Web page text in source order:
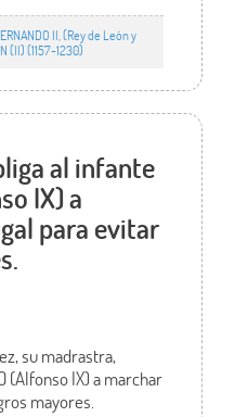
II, (Rey de León y
(II) (1157-1230)
al infante
IX) a
para evitar
su madrastra,
(Alfonso IX) a marchar
mayores.